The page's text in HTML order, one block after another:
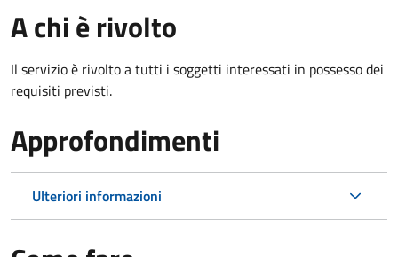
A chi è rivolto
Il servizio è rivolto a tutti i soggetti interessati in possesso dei
requisiti previsti.
Approfondimenti
Ulteriori informazioni